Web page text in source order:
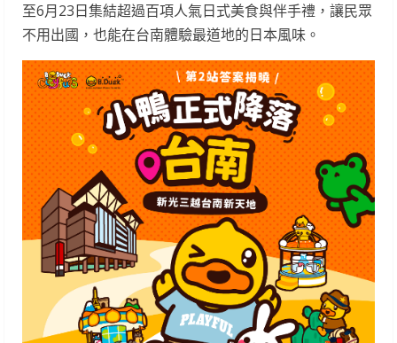
至6月23日集結超過百項人氣日式美食與伴手禮，讓民眾
不用出國，也能在台南體驗最道地的日本風味。